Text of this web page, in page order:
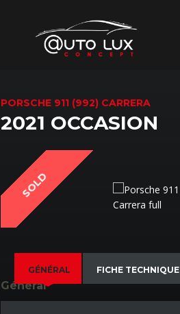
PORSCHE 911 (992) CARRERA
2021 OCCASION
SOLD
GÉNÉRAL FICHE TECHNIQUE
Général